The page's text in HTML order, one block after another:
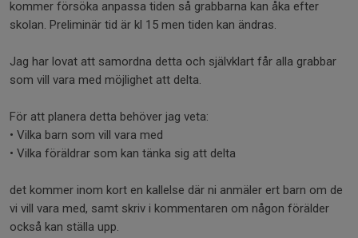
kommer försöka anpassa tiden så grabbarna kan åka efter
skolan. Preliminär tid är kl 15 men tiden kan ändras.
Jag har lovat att samordna detta och självklart får alla grabbar
som vill vara med möjlighet att delta.
För att planera detta behöver jag veta:
• Vilka barn som vill vara med
• Vilka föräldrar som kan tänka sig att delta
det kommer inom kort en kallelse där ni anmäler ert barn om de
vi vill vara med, samt skriv i kommentaren om någon förälder
också kan ställa upp.